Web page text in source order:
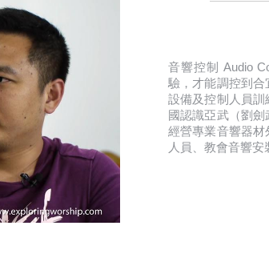
音響控制 Audio
驗，才能調控到
設備及控制人員
國認識亞武（劉
經營專業音響器
人員、教會音響安